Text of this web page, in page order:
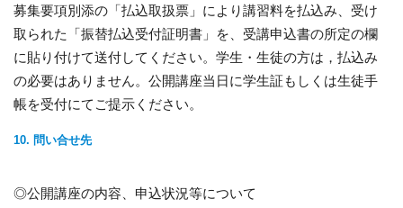
募集要項別添の「払込取扱票」により講習料を払込み、受け
取られた「振替払込受付証明書」を、受講申込書の所定の欄
に貼り付けて送付してください。学生・生徒の方は，払込み
の必要はありません。公開講座当日に学生証もしくは生徒手
帳を受付にてご提示ください。
10. 問い合せ先
◎公開講座の内容、申込状況等について